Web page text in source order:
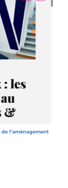
l’aménagement